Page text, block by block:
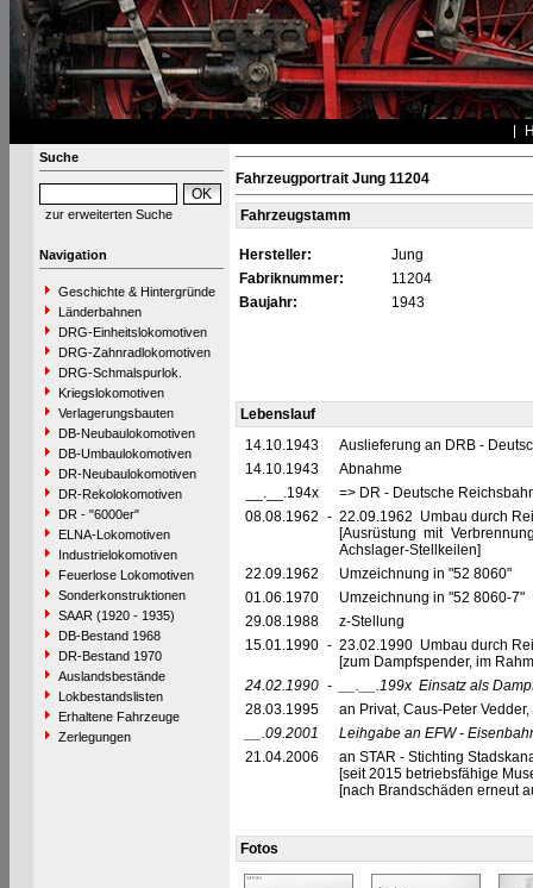
Suche
zur erweiterten Suche
Navigation
Geschichte & Hintergründe
Länderbahnen
DRG-Einheitslokomotiven
DRG-Zahnradlokomotiven
DRG-Schmalspurlok.
Kriegslokomotiven
Verlagerungsbauten
DB-Neubaulokomotiven
DB-Umbaulokomotiven
DR-Neubaulokomotiven
DR-Rekolokomotiven
DR - "6000er"
ELNA-Lokomotiven
Industrielokomotiven
Feuerlose Lokomotiven
Sonderkonstruktionen
SAAR (1920 - 1935)
DB-Bestand 1968
DR-Bestand 1970
Auslandsbestände
Lokbestandslisten
Erhaltene Fahrzeuge
Zerlegungen
Fahrzeugportrait Jung 11204
Fahrzeugstamm
Hersteller:
Jung
Fabriknummer:
11204
Baujahr:
1943
Lebenslauf
14.10.1943
Auslieferung an DRB -
14.10.1943
Abnahme
__.__.194x
=> DR - Deutsche
08.08.1962 - 22.09.1962 Umbau durch
[Ausrüstung mit
Achslager-Stellkeilen]
22.09.1962
Umzeichnung in "52 8060"
01.06.1970
Umzeichnung in "52 8060-7"
29.08.1988
z-Stellung
15.01.1990 - 23.02.1990 Umbau durch
[zum Dampfspender, im
24.02.1990 - __.__.199x Einsatz als
28.03.1995
an Privat, Caus-Peter
__.09.2001
Leihgabe an EFW -
21.04.2006
an STAR - Stichting
[seit 2015 betriebsfähige
[nach Brandschäden erneut
Fotos